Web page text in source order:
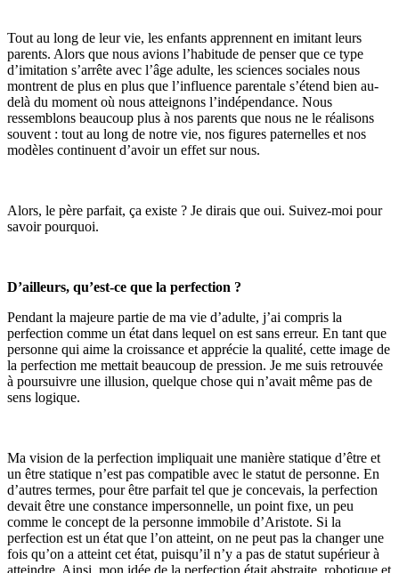
Tout au long de leur vie, les enfants apprennent en imitant leurs
parents. Alors que nous avions l’habitude de penser que ce type
d’imitation s’arrête avec l’âge adulte, les sciences sociales nous
montrent de plus en plus que l’influence parentale s’étend bien au-
delà du moment où nous atteignons l’indépendance. Nous
ressemblons beaucoup plus à nos parents que nous ne le réalisons
souvent : tout au long de notre vie, nos figures paternelles et nos
modèles continuent d’avoir un effet sur nous.
Alors, le père parfait, ça existe ? Je dirais que oui. Suivez-moi pour
savoir pourquoi.
D’ailleurs, qu’est-ce que la perfection ?
Pendant la majeure partie de ma vie d’adulte, j’ai compris la
perfection comme un état dans lequel on est sans erreur. En tant que
personne qui aime la croissance et apprécie la qualité, cette image de
la perfection me mettait beaucoup de pression. Je me suis retrouvée
à poursuivre une illusion, quelque chose qui n’avait même pas de
sens logique.
Ma vision de la perfection impliquait une manière statique d’être et
un être statique n’est pas compatible avec le statut de personne. En
d’autres termes, pour être parfait tel que je concevais, la perfection
devait être une constance impersonnelle, un point fixe, un peu
comme le concept de la personne immobile d’Aristote. Si la
perfection est un état que l’on atteint, on ne peut pas la changer une
fois qu’on a atteint cet état, puisqu’il n’y a pas de statut supérieur à
atteindre. Ainsi, mon idée de la perfection était abstraite, robotique et